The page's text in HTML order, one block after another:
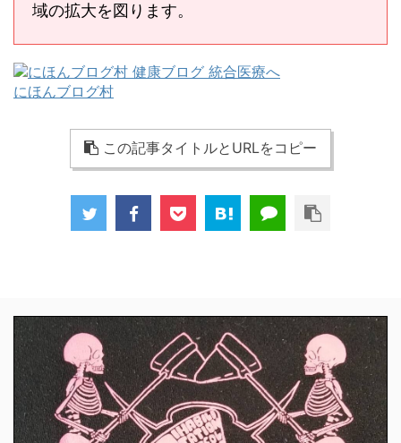
域の拡大を図ります。
にほんブログ村
この記事タイトルとURLをコピー